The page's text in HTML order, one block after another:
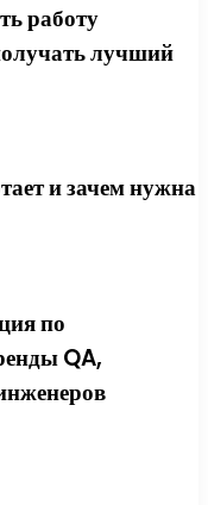
работу
лучший
и зачем нужна
по
QA,